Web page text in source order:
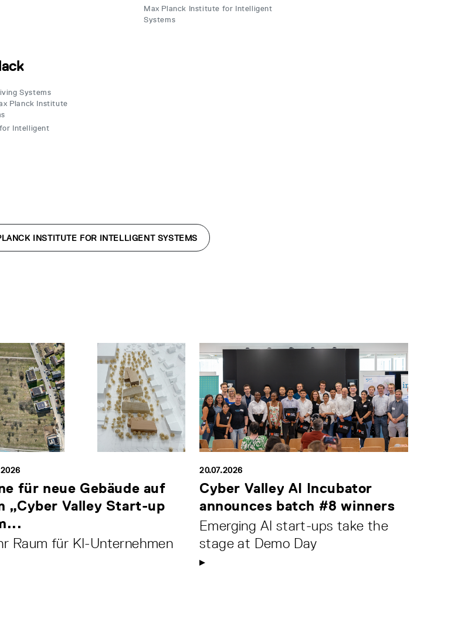
Max Planck Institute for Intelligent
Systems
Systems
Planck Institute
Intelligent
INSTITUTE FOR INTELLIGENT SYSTEMS
für neue Gebäude auf
„Cyber Valley Start-up
Raum für KI-Unternehmen
20.07.2026
Cyber Valley AI Incubator
announces batch #8 winners
Emerging AI start-ups take the
stage at Demo Day